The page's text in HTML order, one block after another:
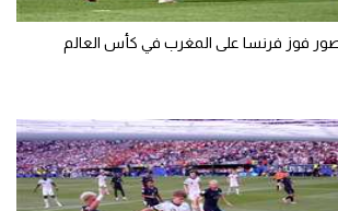
صور فوز فرنسا على المغرب في كأس العالم